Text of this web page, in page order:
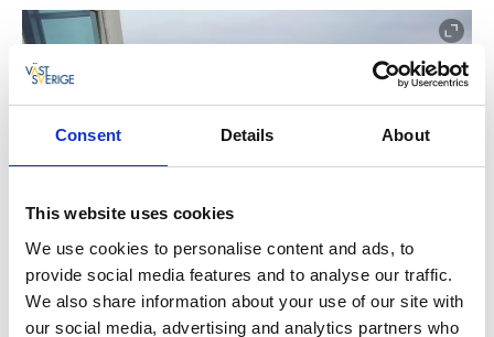
Consent Details About
This website uses cookies
We use cookies to personalise content and ads, to
provide social media features and to analyse our traffic.
We also share information about your use of our site with
our social media, advertising and analytics partners who